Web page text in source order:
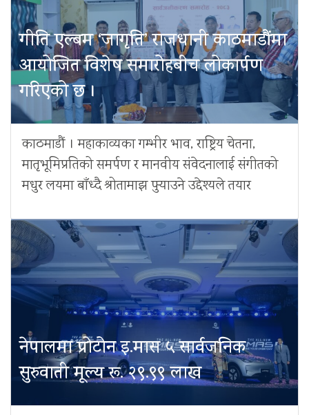
गीति एल्बम ‘जागृति’ राजधानी काठमाडौंमा
आयोजित विशेष समारोहबीच लोकार्पण
गरिएको छ ।
काठमाडौं । महाकाव्यका गम्भीर भाव, राष्ट्रिय चेतना,
मातृभूमिप्रतिको समर्पण र मानवीय संवेदनालाई संगीतको
मधुर लयमा बाँध्दै श्रोतामाझ पुर्‍याउने उद्देश्यले तयार
नेपालमा प्रोटोन इ.मास ५ सार्वजनिक
सुरुवाती मूल्य रू. २९.९९ लाख